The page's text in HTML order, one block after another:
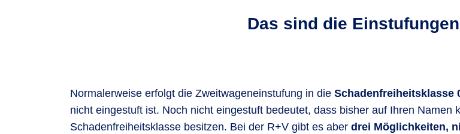
Das sind die
Normalerweise erfolgt die Zweitwageneinstufung in dieSchadenfreiheitsklasse
nicht eingestuft ist. Noch nicht eingestuft bedeutet, dass bisher auf Ihren
Schadenfreiheitsklasse besitzen. Bei der R+V gibt es aberdrei Möglichkeiten,